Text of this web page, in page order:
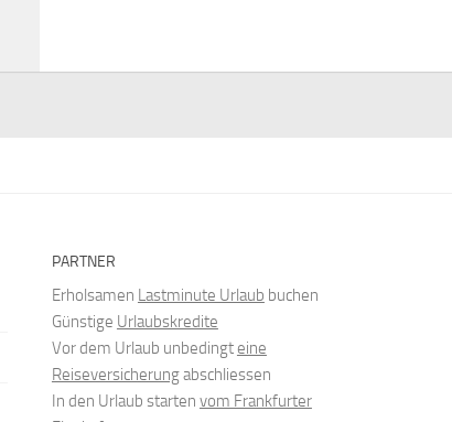
PARTNER
Erholsamen Lastminute Urlaub buchen
Günstige Urlaubskredite
Vor dem Urlaub unbedingteine
Reiseversicherungabschliessen
In den Urlaub starten vom Frankfurter